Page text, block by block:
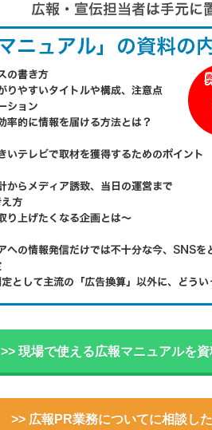
>> 現場で使える広報マニュアルを
>> 広報PR業務についてに相談し